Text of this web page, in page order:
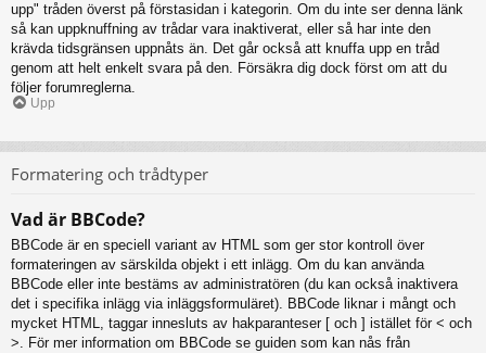
upp" tråden överst på förstasidan i kategorin. Om du inte ser denna länk
så kan uppknuffning av trådar vara inaktiverat, eller så har inte den
krävda tidsgränsen uppnåts än. Det går också att knuffa upp en tråd
genom att helt enkelt svara på den. Försäkra dig dock först om att du
följer forumreglerna.
Upp
Formatering och trådtyper
Vad är BBCode?
BBCode är en speciell variant av HTML som ger stor kontroll över
formateringen av särskilda objekt i ett inlägg. Om du kan använda
BBCode eller inte bestäms av administratören (du kan också inaktivera
det i specifika inlägg via inläggsformuläret). BBCode liknar i mångt och
mycket HTML, taggar innesluts av hakparanteser [ och ] istället för < och
>. För mer information om BBCode se guiden som kan nås från